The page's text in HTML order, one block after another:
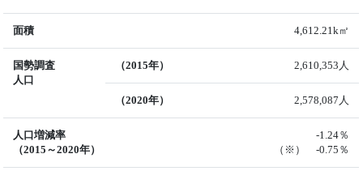
面積 4,612.21k㎡
国勢調査
人口
（2015年） 2,610,353人
（2020年） 2,578,087人
人口増減率
（2015～2020年）
-1.24％
（※） -0.75％